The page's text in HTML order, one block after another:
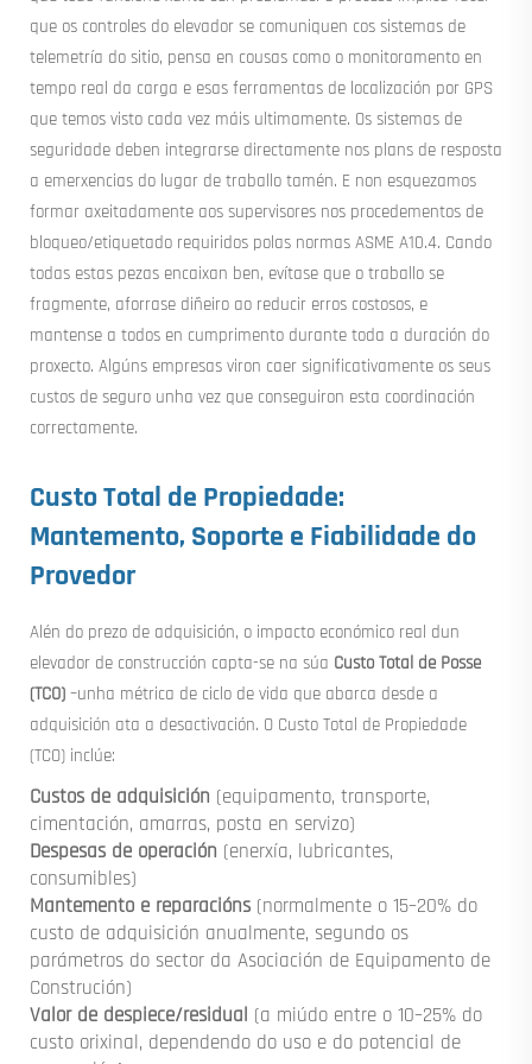
que os controles do elevador se comuniquen cos sistemas de
telemetría do sitio, pensa en cousas como o monitoramento en
tempo real da carga e esas ferramentas de localización por GPS
que temos visto cada vez máis ultimamente. Os sistemas de
seguridade deben integrarse directamente nos plans de resposta
a emerxencias do lugar de traballo tamén. E non esquezamos
formar axeitadamente aos supervisores nos procedementos de
bloqueo/etiquetado requiridos polas normas ASME A10.4. Cando
todas estas pezas encaixan ben, evítase que o traballo se
fragmente, aforrase diñeiro ao reducir erros costosos, e
mantense a todos en cumprimento durante toda a duración do
proxecto. Algúns empresas viron caer significativamente os seus
custos de seguro unha vez que conseguiron esta coordinación
correctamente.
Custo Total de Propiedade:
Mantemento, Soporte e Fiabilidade do
Provedor
Alén do prezo de adquisición, o impacto económico real dun
elevador de construcción capta-se na súa Custo Total de Posse
(TCO) –unha métrica de ciclo de vida que abarca desde a
adquisición ata a desactivación. O Custo Total de Propiedade
(TCO) inclúe:
Custos de adquisición (equipamento, transporte,
cimentación, amarras, posta en servizo)
Despesas de operación (enerxía, lubricantes,
consumibles)
Mantemento e reparacións (normalmente o 15–20% do
custo de adquisición anualmente, segundo os
parámetros do sector da Asociación de Equipamento de
Construción)
Valor de despiece/residual (a miúdo entre o 10–25% do
custo orixinal, dependendo do uso e do potencial de